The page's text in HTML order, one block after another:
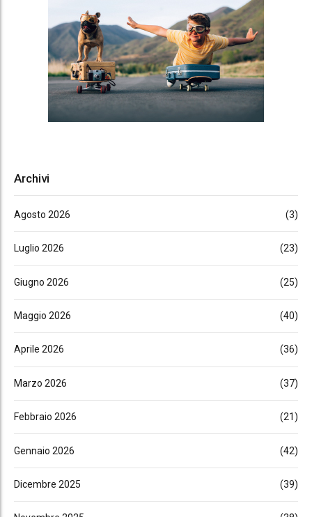
Archivi
Agosto 2026 (3)
Luglio 2026 (23)
Giugno 2026 (25)
Maggio 2026 (40)
Aprile 2026 (36)
Marzo 2026 (37)
Febbraio 2026 (21)
Gennaio 2026 (42)
Dicembre 2025 (39)